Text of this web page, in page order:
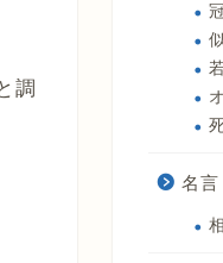
調
名言